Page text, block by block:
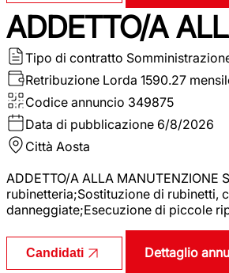
ADDETTO/A
Tipo di contratto
Retribuzione Lorda 1590.27
Codice annuncio 349875
Data di pubblicazione 6/8/2026
Città Aosta
ADDETTO/A ALLA
rubinetteria;Sostituzione di rubinetti,
danneggiate;Esecuzione di piccole
Candidati Dettaglio